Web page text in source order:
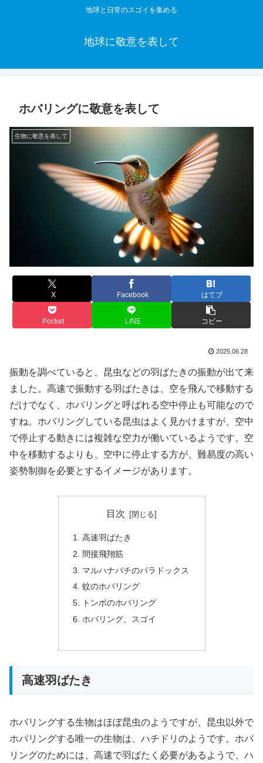
地球と日常のスゴイを集める
地球に敬意を表して
ホバリングに敬意を表して
生物に敬意を表して
X Facebook はてブ
Pocket LINE コピー
2025.06.28
振動を調べていると、昆虫などの羽ばたきの振動が出て来
ました。高速で振動する羽ばたきは、空を飛んで移動する
だけでなく、ホバリングと呼ばれる空中停止も可能なので
すね。ホバリングしている昆虫はよく見かけますが、空中
で停止する動きには複雑な空力が働いているようです。空
中を移動するよりも、空中に停止する方が、難易度の高い
姿勢制御を必要とするイメージがあります。
目次
高速羽ばたき
間接飛翔筋
マルハナバチのパラドックス
蚊のホバリング
トンボのホバリング
ホバリング、スゴイ
高速羽ばたき
ホバリングする生物はほぼ昆虫のようですが、昆虫以外で
ホバリングする唯一の生物は、ハチドリのようです。ホバ
リングのためには、高速で羽ばたく必要があるようで、ハ